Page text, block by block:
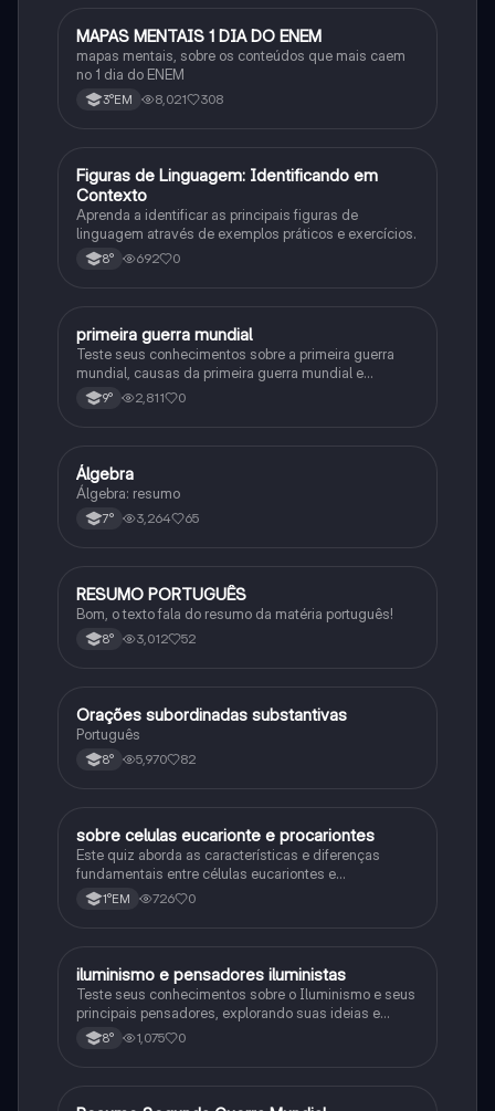
Português
MAPAS MENTAIS 1 DIA DO ENEM
mapas mentais, sobre os conteúdos que mais caem
no 1 dia do ENEM
3°EM 8,021 308
FPortuguês
Figuras de Linguagem: Identificando em
Contexto
Aprenda a identificar as principais figuras de
linguagem através de exemplos práticos e exercícios.
8° 692 0
História
primeira guerra mundial
Teste seus conhecimentos sobre a primeira guerra
mundial, causas da primeira guerra mundial e
consequências da Primeira Guerra Mundial, fases da
primeira guerra mundial
9° 2,811 0
Matematica
Álgebra
Álgebra: resumo
7° 3,264 65
Português
RESUMO PORTUGUÊS
Bom, o texto fala do resumo da matéria português!
8° 3,012 52
Português
Orações subordinadas substantivas
Português
8° 5,970 82
Biologia
sobre celulas eucarionte e procariontes
Este quiz aborda as características e diferenças
fundamentais entre células eucariontes e
procariontes.
1°EM 726 0
História
iluminismo e pensadores iluministas
Teste seus conhecimentos sobre o Iluminismo e seus
principais pensadores, explorando suas ideias e
impacto histórico.
8° 1,075 0